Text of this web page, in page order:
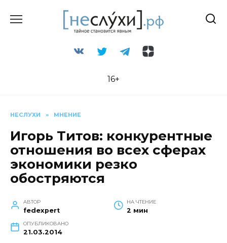
16+
НЕСЛУХИ » МНЕНИЕ
Игорь Титов: конкурентные
отношения во всех сферах
экономики резко
обостряются
АВТОР
fedexpert
НА ЧТЕНИЕ
2 мин
ОПУБЛИКОВАНО
21.03.2014